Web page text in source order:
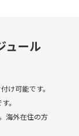
ュール
け可能です。
。
海外在住の方